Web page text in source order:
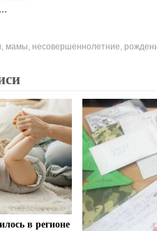
, мамы, несовершеннолетние,
в регионе